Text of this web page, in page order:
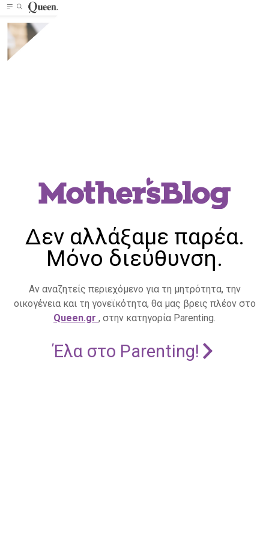
Δεν αλλάξαμε παρέα.
Μόνο διεύθυνση.
Αν αναζητείς περιεχόμενο για τη μητρότητα, την
οικογένεια και τη γονεϊκότητα, θα μας βρεις πλέον στο
Queen.gr , στην κατηγορία Parenting.
Έλα στο Parenting!